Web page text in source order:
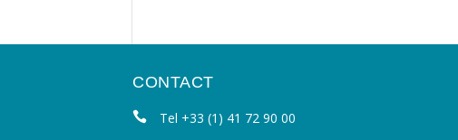
CONTACT
Tel +33 (1) 41 72 90 00